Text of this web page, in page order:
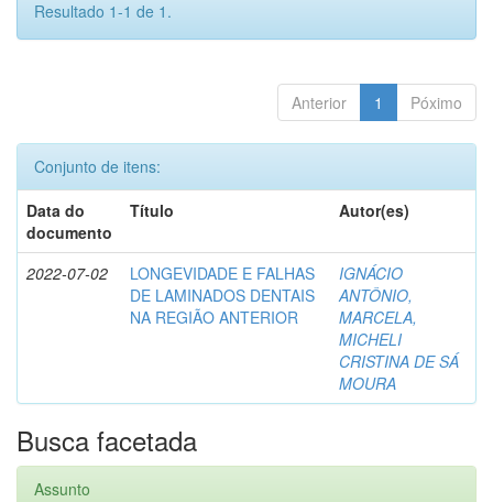
Resultado 1-1 de 1.
Anterior 1 Póximo
Conjunto de itens:
Data do
documento
Título Autor(es)
2022-07-02
LONGEVIDADE E FALHAS
DE LAMINADOS DENTAIS
NA REGIÃO ANTERIOR
IGNÁCIO
ANTÔNIO,
MARCELA,
MICHELI
CRISTINA DE SÁ
MOURA
Busca facetada
Assunto